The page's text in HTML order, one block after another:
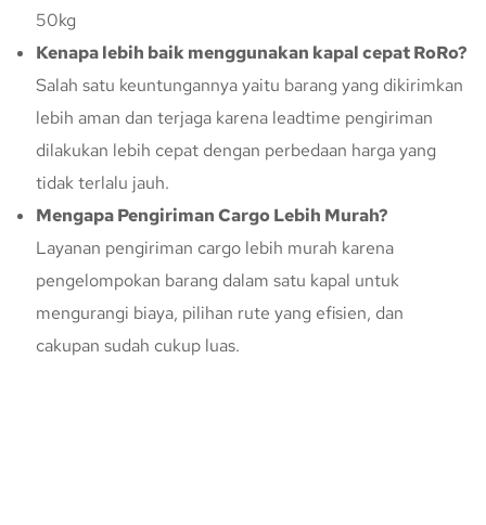
50kg
Kenapa lebih baik menggunakan kapal cepat RoRo?
Salah satu keuntungannya yaitu barang yang dikirimkan
lebih aman dan terjaga karena leadtime pengiriman
dilakukan lebih cepat dengan perbedaan harga yang
tidak terlalu jauh.
Mengapa Pengiriman Cargo Lebih Murah?
Layanan pengiriman cargo lebih murah karena
pengelompokan barang dalam satu kapal untuk
mengurangi biaya, pilihan rute yang efisien, dan
cakupan sudah cukup luas.